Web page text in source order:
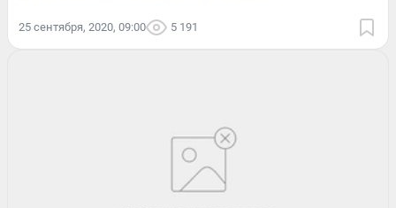
25 сентября, 2020, 09:00 5 191